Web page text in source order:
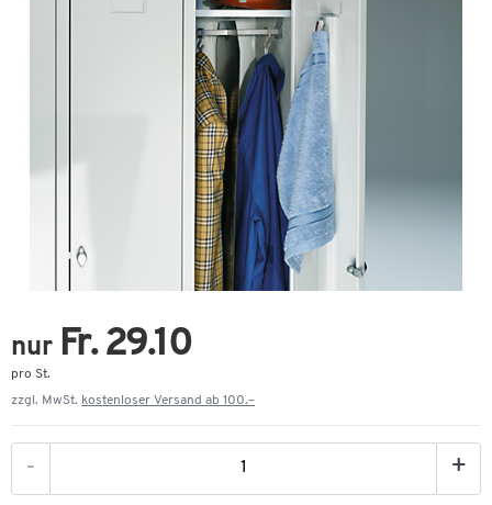
nur Fr. 29.10
pro St.
zzgl. MwSt. kostenloser Versand ab 100.–
- +